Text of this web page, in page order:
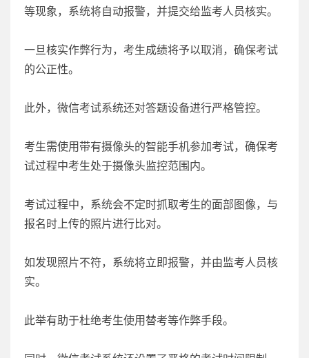
等现象，系统将自动报警，并提交给监考人员核实。
一旦核实作弊行为，考生成绩将予以取消，确保考试
的公正性。
此外，微信考试系统还对答题设备进行严格管控。
考生需使用带有摄像头的智能手机参加考试，确保考
试过程中考生处于摄像头监控范围内。
考试过程中，系统会不定时抓取考生的面部图像，与
报名时上传的照片进行比对。
如发现照片不符，系统将立即报警，并由监考人员核
实。
此举有助于杜绝考生使用替考等作弊手段。